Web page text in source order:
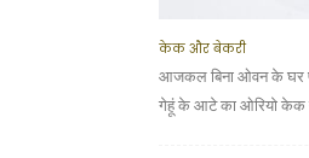
केक और बेकरी
आजकल बिना ओवन के घर
गेहूं के आटे का ओरियो केक